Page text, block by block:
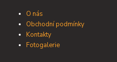
O nás
Obchodní podmínky
Kontakty
Fotogalerie